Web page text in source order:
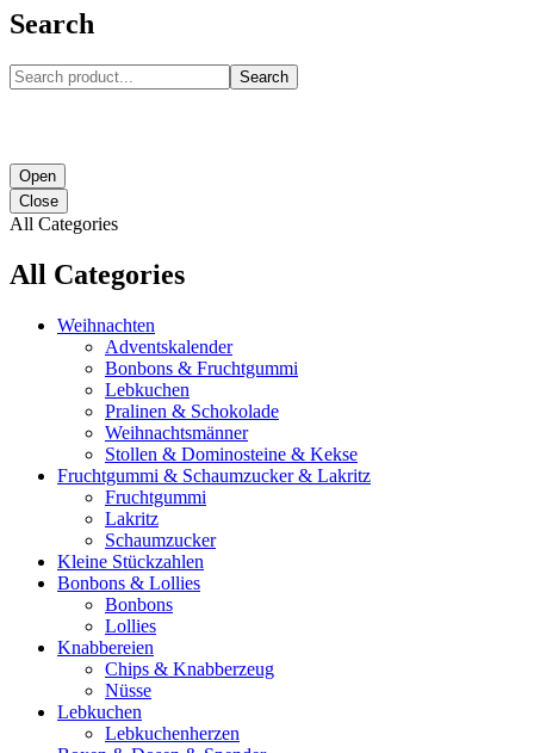
Search
Search
Open
Close
All Categories
All Categories
Weihnachten
Adventskalender
Bonbons & Fruchtgummi
Lebkuchen
Pralinen & Schokolade
Weihnachtsmänner
Stollen & Dominosteine & Kekse
Fruchtgummi & Schaumzucker & Lakritz
Fruchtgummi
Lakritz
Schaumzucker
Kleine Stückzahlen
Bonbons & Lollies
Bonbons
Lollies
Knabbereien
Chips & Knabberzeug
Nüsse
Lebkuchen
Lebkuchenherzen